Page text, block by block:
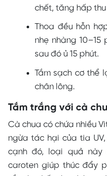
chết, tăng hấp
Thoa đều hỗn
nhẹ nhàng 10–15
sau đó ủ 15 phút.
Tắm sạch cơ thể
chân lông.
Tắm trắng với cà
Cà chua có chứa nhiều
ngừa tác hại của tia
cạnh đó, loại quả này
caroten giúp thúc đẩy